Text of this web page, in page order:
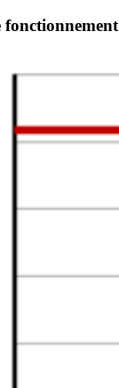
fonctionnement